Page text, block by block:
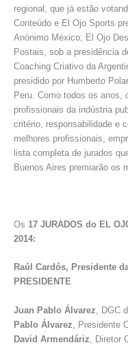
regional, que já estão
Conteúdo e El Ojo Sports
Anónimo México; El Ojo
Postais, sob a presidência
Coaching Criativo da
presidido por Humberto
Peru. Como todos os anos,
profissionais da indústria
critério, responsabilidade e
melhores profissionais,
lista completa de jurados
Buenos Aires premiarão os
Os 17 JURADOS do EL
2014:
Raúl Cardós, Presidente
PRESIDENTE
Juan Pablo Álvarez , DGC
Pablo Álvarez , Presidente
David Armendáriz , Diretor